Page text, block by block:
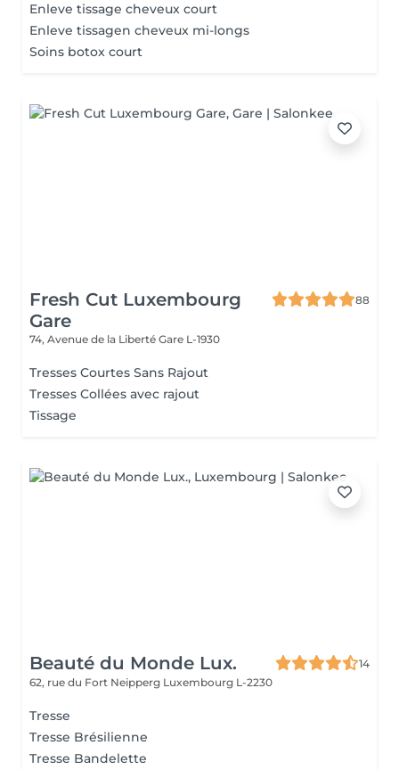
Enleve tissage cheveux court
Enleve tissagen cheveux mi-longs
Soins botox court
Fresh Cut Luxembourg
Gare
88
74, Avenue de la Liberté Gare L-1930
Tresses Courtes Sans Rajout
Tresses Collées avec rajout
Tissage
Beauté du Monde Lux.
14
62, rue du Fort Neipperg Luxembourg L-2230
Tresse
Tresse Brésilienne
Tresse Bandelette